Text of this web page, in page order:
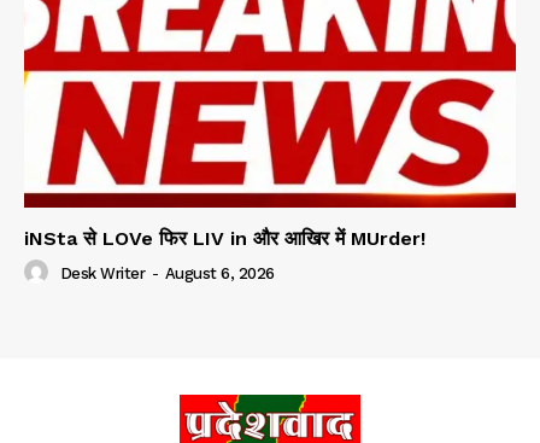
iNSta से LOVe फिर LIV in और आखिर में MUrder!
Desk Writer - August 6, 2026